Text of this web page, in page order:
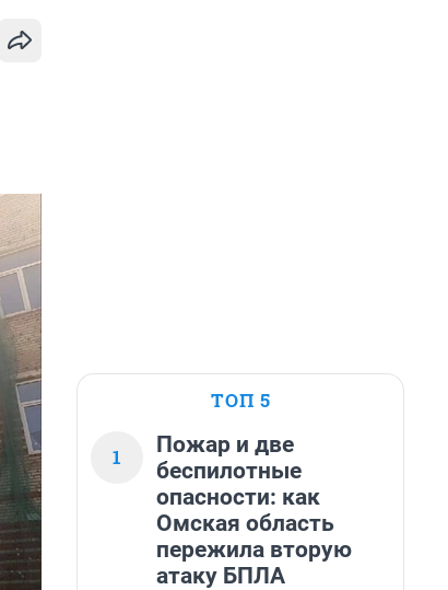
ТОП 5
1
Пожар и две
беспилотные
опасности: как
Омская область
пережила вторую
атаку БПЛА